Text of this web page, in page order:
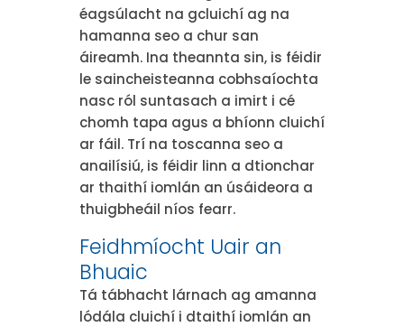
éagsúlacht na gcluichí ag na
hamanna seo a chur san
áireamh. Ina theannta sin, is féidir
le saincheisteanna cobhsaíochta
nasc ról suntasach a imirt i cé
chomh tapa agus a bhíonn cluichí
ar fáil. Trí na toscanna seo a
anailísiú, is féidir linn a dtionchar
ar thaithí iomlán an úsáideora a
thuigbheáil níos fearr.
Feidhmíocht Uair an
Bhuaic
Tá tábhacht lárnach ag amanna
lódála cluichí i dtaithí iomlán an